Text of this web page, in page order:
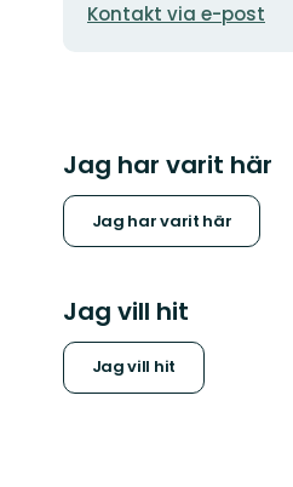
postadress
Kontakt via e-post
Jag har varit här
Jag har varit här
Jag vill hit
Jag vill hit